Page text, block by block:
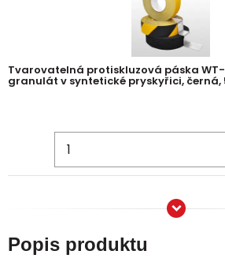
Tvarovatelná protiskluzová páska
granulát v syntetické pryskyřici, černá,
Popis produktu